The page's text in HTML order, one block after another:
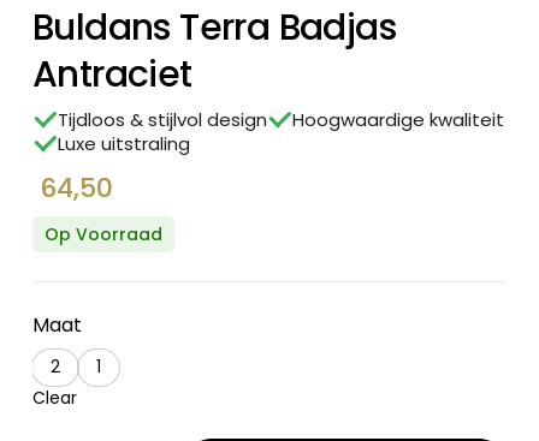
Buldans Terra Badjas
Antraciet
Tijdloos & stijlvol design
Hoogwaardige kwaliteit
Luxe uitstraling
64,50
Op Voorraad
Maat
2
1
Clear